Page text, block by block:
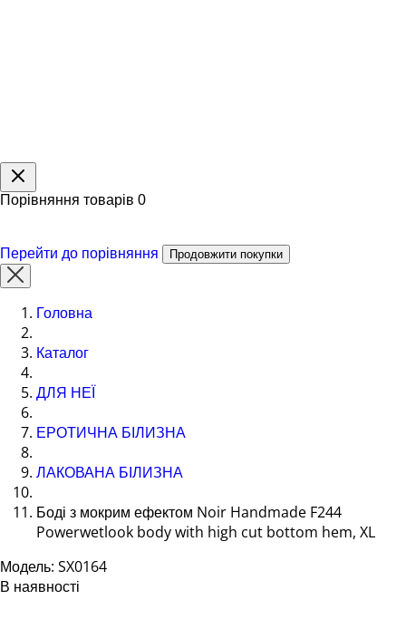
Порівняння товарів 0
Перейти до порівняння Продовжити покупки
Головна
Каталог
ДЛЯ НЕЇ
ЕРОТИЧНА БІЛИЗНА
ЛАКОВАНА БІЛИЗНА
Боді з мокрим ефектом Noir Handmade F244
Powerwetlook body with high cut bottom hem, XL
Модель: SX0164
В наявності